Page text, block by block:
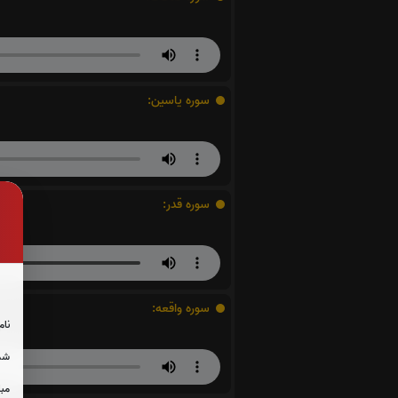
سوره یاسین:
سوره قدر:
سوره واقعه: